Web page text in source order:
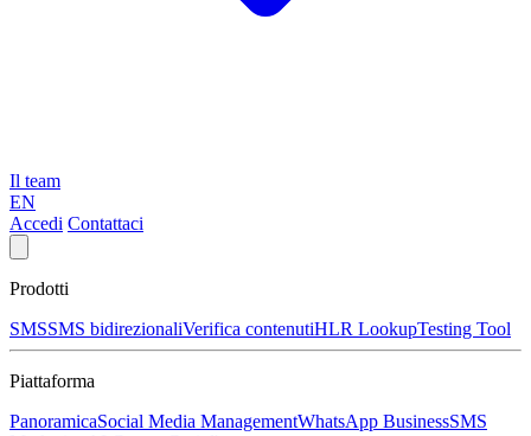
Il team
EN
Accedi Contattaci
Prodotti
SMSSMS bidirezionaliVerifica contenutiHLR LookupTesting Tool
Piattaforma
PanoramicaSocial Media ManagementWhatsApp BusinessSMS